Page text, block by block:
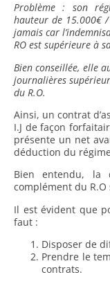
Problème : son
hauteur de 15.000€ /
jamais car
RO est supérieure à
Bien conseillée, elle
journalières
du R.O.
Ainsi, un contrat
I.J de façon
présente un net
déduction du
Bien entendu, la
complément du
Il est évident que
faut :
Disposer de
Prendre le
contrats.